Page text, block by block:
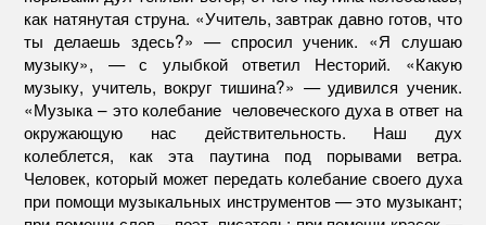
как натянутая струна. «Учитель, завтрак давно готов, что
ты делаешь здесь?» — спросил ученик. «Я слушаю
музыку», — с улыбкой ответил Несторий. «Какую
музыку, учитель, вокруг тишина?» — удивился ученик.
«Музыка – это колебание человеческого духа в ответ на
окружающую нас действительность. Наш дух
колеблется, как эта паутина под порывами ветра.
Человек, который может передать колебание своего духа
при помощи музыкальных инструментов — это музыкант;